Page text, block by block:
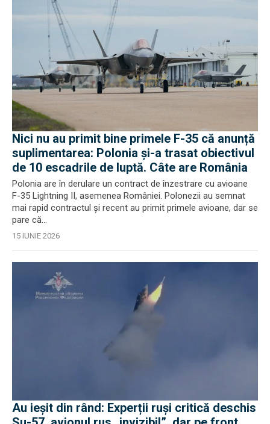
Nici nu au primit bine primele F-35 că anunță
suplimentarea: Polonia și-a trasat obiectivul
de 10 escadrile de luptă. Câte are România
Polonia are în derulare un contract de înzestrare cu avioane
F-35 Lightning II, asemenea României. Polonezii au semnat
mai rapid contractul și recent au primit primele avioane, dar se
pare că...
15 IUNIE 2026
Au ieșit din rând: Experții ruși critică deschis